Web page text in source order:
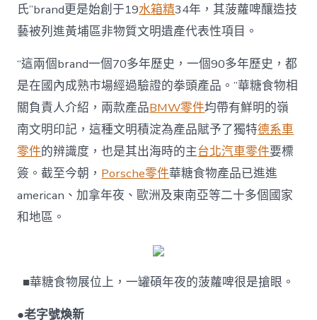
氏”brand更是始創于19水箱精34年，其菠蘿啤釀造技
藝被列進黃埔區非物質文明遺產代表性項目。
“這兩個brand一個70多年歷史，一個90多年歷史，都
是在國內成熟市場經過驗證的拳頭產品。”華糖食物相
關負責人介紹，兩款產品BMW零件均帶有鮮明的嶺
南文明印記，這種文明積淀為產品賦予了獨特德系車
零件的辨識度，也是其出海時的主台北汽車零件要標
簽。截至今朝， Porsche零件華糖食物產品已進進
american、加拿年夜、歐洲及東南亞等二十多個國家
和地區。
■華糖食物展位上，一罐碩年夜的菠蘿啤很是搶眼。
●老字號煥新